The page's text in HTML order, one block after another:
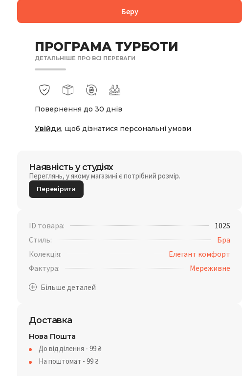
Беру
ПРОГРАМА ТУРБОТИ
ДЕТАЛЬНІШЕ ПРО ВСІ ПЕРЕВАГИ
Повернення до 30 днів
Увійди, щоб дізнатися персональні умови
Наявність у студіях
Переглянь, у якому магазині є потрібний розмір.
Перевірити
ID товара:
102S
Стиль:
Бра
Колекція:
Елегант комфорт
Фактура:
Мереживне
Доставка
Нова Пошта
До відділення - 99₴
На поштомат - 99₴